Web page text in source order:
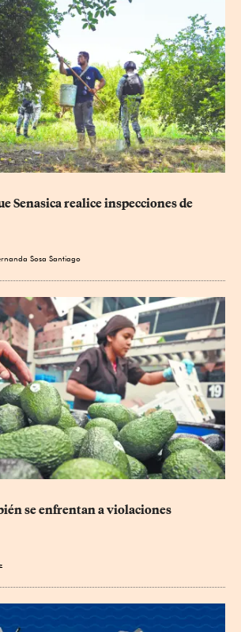
Senasica realice inspecciones de
Sosa Santiago
se enfrentan a violaciones